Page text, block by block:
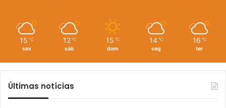
15 ℃
sex
12 ℃
sáb
15 ℃
dom
14 ℃
seg
16 ℃
ter
Últimas notícias